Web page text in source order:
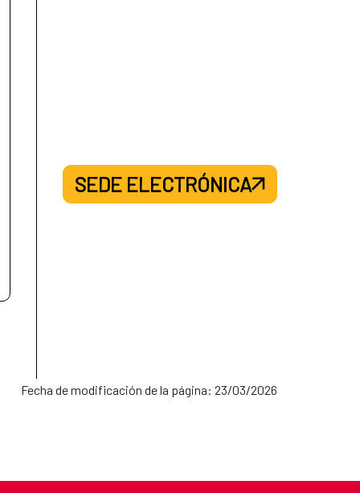
SEDE ELECTRÓNICA
Fecha de modificación de la página: 23/03/2026